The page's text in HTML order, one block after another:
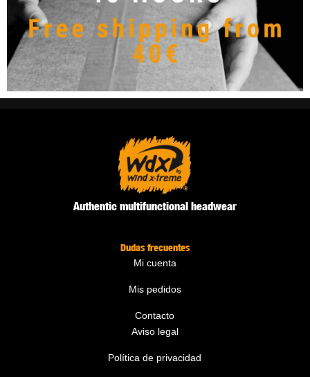
Authentic multifunctional headwear
Dudas frecuentes
Mi cuenta
Mis pedidos
Contacto
Aviso legal
Política de privacidad